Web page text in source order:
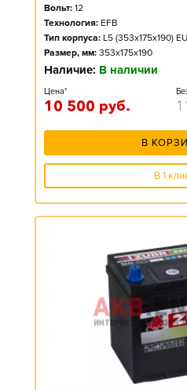
Вольт: 12
Технология: EFB
Тип корпуса: L5 (353x175x190)
Размер, мм: 353x175x190
Наличие: В наличии
Цена*
10 500 руб.
В
В 1